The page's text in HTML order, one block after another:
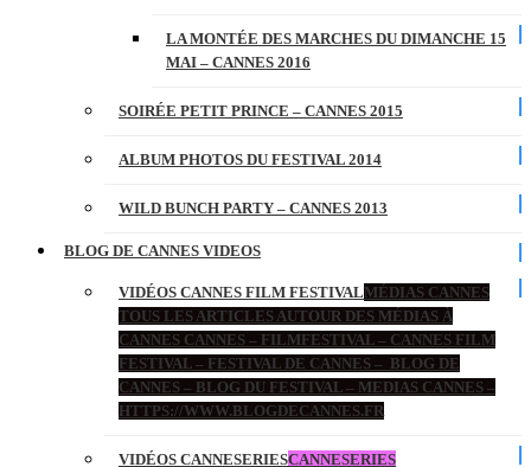
LA MONTÉE DES MARCHES DU DIMANCHE 15
MAI – CANNES 2016
SOIRÉE PETIT PRINCE – CANNES 2015
ALBUM PHOTOS DU FESTIVAL 2014
WILD BUNCH PARTY – CANNES 2013
BLOG DE CANNES VIDEOS
VIDÉOS CANNES FILM FESTIVALMÉDIAS CANNES
TOUS LES ARTICLES AUTOUR DES MÉDIAS À
CANNES CANNES – FILMFESTIVAL – CANNES FILM
FESTIVAL – FESTIVAL DE CANNES – BLOG DE
CANNES – BLOG DU FESTIVAL – MEDIAS CANNES –
HTTPS://WWW.BLOGDECANNES.FR
VIDÉOS CANNESERIESCANNESERIES